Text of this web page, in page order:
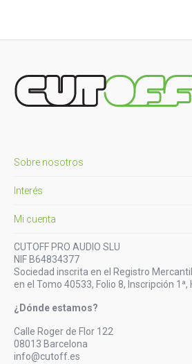
Sobre nosotros
Interés
Mi cuenta
CUTOFF PRO AUDIO SLU
NIF B64834377
Sociedad inscrita en el Registro
en el Tomo 40533, Folio 8, Inscripción 1ª,
¿Dónde estamos?
Calle Roger de Flor 122
08013 Barcelona
info@cutoff.es